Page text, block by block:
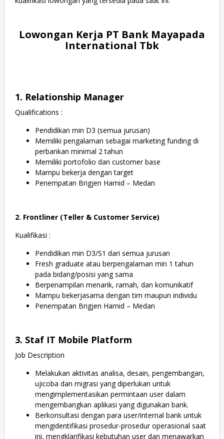
Lowongan Kerja PT Bank Mayapada
International Tbk
1. Relationship Manager
Qualifications :
Pendidikan min D3 (semua jurusan)
Memiliki pengalaman sebagai marketing funding di
perbankan minimal 2 tahun
Memiliki portofolio dan customer base
Mampu bekerja dengan target
Penempatan Brigjen Hamid – Medan
2. Frontliner (Teller & Customer Service)
Kualifikasi :
Pendidikan min D3/S1 dari semua jurusan
Fresh graduate atau berpengalaman min 1 tahun
pada bidang/posisi yang sama
Berpenampilan menarik, ramah, dan komunikatif
Mampu bekerjasama dengan tim maupun individu
Penempatan Brigjen Hamid – Medan
3. Staf IT Mobile Platform
Job Description
Melakukan aktivitas analisa, desain, pengembangan,
ujicoba dan migrasi yang diperlukan untuk
mengimplementasikan permintaan user dalam
mengembangkan aplikasi yang digunakan bank.
Berkonsultasi dengan para user/internal bank untuk
mengidentifikasi prosedur-prosedur operasional saat
ini, mengklarifikasi kebutuhan user dan menawarkan